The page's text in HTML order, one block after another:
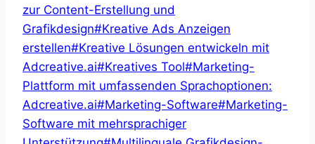
zur Content-Erstellung und
Grafikdesign#Kreative Ads Anzeigen
erstellen#Kreative Lösungen entwickeln mit
Adcreative.ai#Kreatives Tool#Marketing-
Plattform mit umfassenden Sprachoptionen:
Adcreative.ai#Marketing-Software#Marketing-
Software mit mehrsprachiger